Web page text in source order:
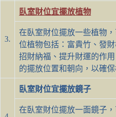
3.
臥室財位宜擺放植物
在臥室財位擺放一些植物
位植物包括：富貴竹、發
招財納福、提升財運的作
的擺放位置和朝向，以確
臥室財位宜擺放鏡子
在臥室財位擺放一面鏡子